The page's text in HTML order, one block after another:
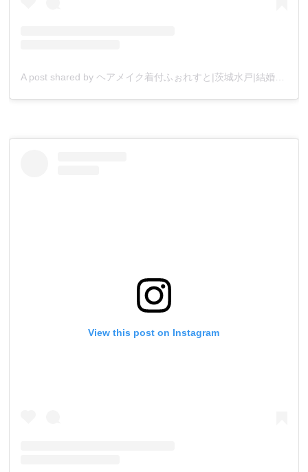
A post shared by ヘアメイク着付ふぉれすと|茨城水戸|結婚 婚活|美容レッスン (@forest.mito)
View this post on Instagram